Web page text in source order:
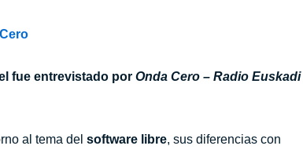
fue entrevistado por Onda Cero – Radio Euskadi
al tema del software libre, sus diferencias con